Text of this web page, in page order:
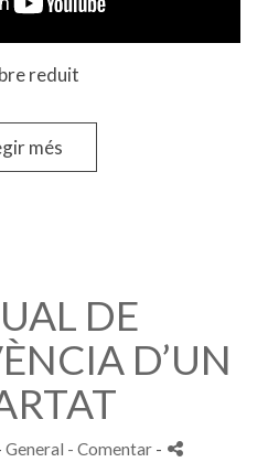
més
DE
D’UN
General - Comentar -